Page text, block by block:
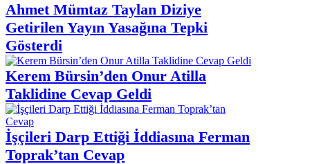
Ahmet Mümtaz Taylan Diziye
Getirilen Yayın Yasağına Tepki
Gösterdi
Kerem Bürsin’den Onur Atilla
Taklidine Cevap Geldi
İşçileri Darp Ettiği İddiasına Ferman
Toprak’tan Cevap